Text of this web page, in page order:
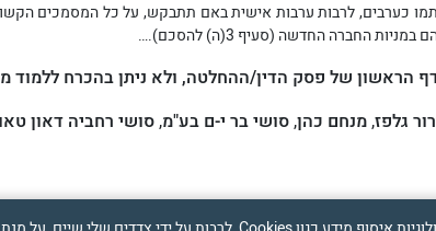
כערבים, לרבות ערבות אישית באם תתבקש, על כל המסמכיםהקש
החברה החדשה (סעיף 3(ה) להסכם).…
הראשון של פסק הדין/ההחלטה, ולא ניתן בהכרח
גלפז,מנחם כהן,סושי בר י-ם בע"מ,סושי רחביה דאון